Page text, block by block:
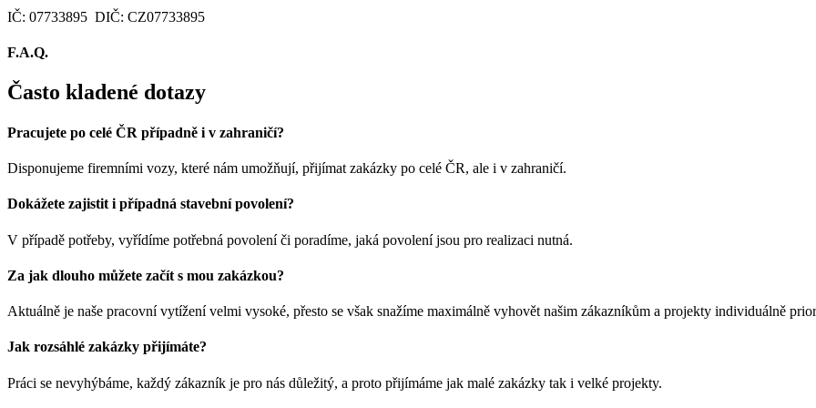
IČ: 07733895 DIČ: CZ07733895
F.A.Q.
Často kladené dotazy
Pracujete po celé ČR případně i v zahraničí?
Disponujeme firemními vozy, které nám umožňují, přijímat zakázky po celé ČR, ale i v zahraničí.
Dokážete zajistit i případná stavební povolení?
V případě potřeby, vyřídíme potřebná povolení či poradíme, jaká povolení jsou pro realizaci nutná.
Za jak dlouho můžete začít s mou zakázkou?
Aktuálně je naše pracovní vytížení velmi vysoké, přesto se však snažíme maximálně vyhovět našim zákazníkům a projekty individuálně
Jak rozsáhlé zakázky přijímáte?
Práci se nevyhýbáme, každý zákazník je pro nás důležitý, a proto přijímáme jak malé zakázky tak i velké projekty.